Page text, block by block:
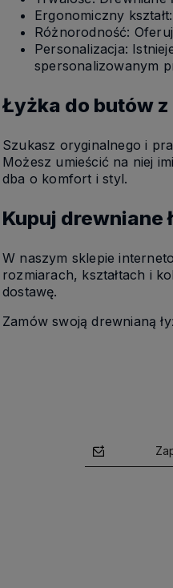
Ergonomiczny
Różnorodność:
Personalizacja:
spersonalizowanym
Łyżka do butów
Szukasz oryginalnego i
Możesz umieścić na niej
dba o komfort i styl.
Kupuj drewniane
W naszym sklepie
rozmiarach, kształtach i
dostawę.
Zamów swoją drewnianą